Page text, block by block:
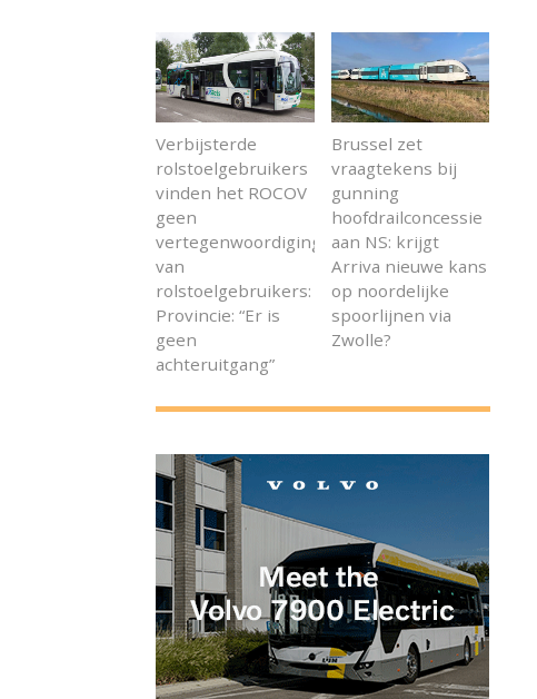
Verbijsterde
rolstoelgebruikers
vinden het ROCOV
geen
vertegenwoordiging
van
rolstoelgebruikers:
Provincie: “Er is
geen
achteruitgang”
Brussel zet
vraagtekens bij
gunning
hoofdrailconcessie
aan NS: krijgt
Arriva nieuwe kans
op noordelijke
spoorlijnen via
Zwolle?